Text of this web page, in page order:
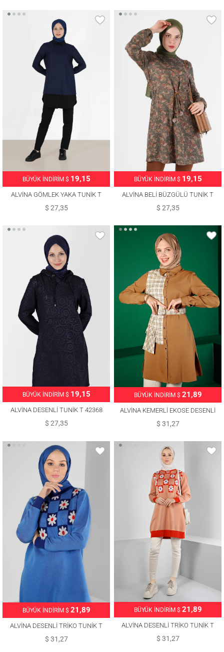
BÜYÜK İNDİRİM $ 19,15
ALVİNA GÖMLEK YAKA TUNİK T
$ 27,35
BÜYÜK İNDİRİM $ 19,15
ALVİNA BELİ BÜZGÜLÜ TUNİK T
42319
$ 27,35
BÜYÜK İNDİRİM $ 19,15
ALVİNA DESENLİ TUNİK T 42368
$ 27,35
BÜYÜK İNDİRİM $ 21,89
ALVİNA KEMERLİ EKOSE DESENLİ
TUNİK T 43377
$ 31,27
BÜYÜK İNDİRİM $ 21,89
ALVİNA DESENLİ TRİKO TUNİK T
43178
$ 31,27
BÜYÜK İNDİRİM $ 21,89
ALVİNA DESENLİ TRİKO TUNİK T
43178
$ 31,27